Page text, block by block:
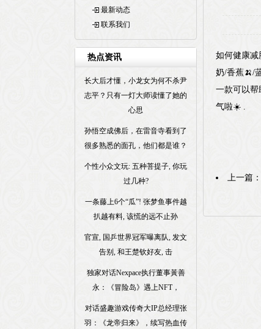
最新动态
联系我们
热点资讯
长大后才懂，小龙女为何不杀尹
志平？只有一灯大师读懂了她的
心思
孙悟空成佛后，在雷音寺看到了
很多熟悉的面孔，他们都是谁？
个性小众文玩: 五种菩提子, 你玩
过几种?
一条藤上6个“瓜”! 张梦鱼事件越
扒越有料, 该慌的远不止孙
官宣, 国乒世界冠军曝离队, 发文
告别, 和王楚钦好友, 击
独家对话Nexpace执行董事黃善
永：《冒险岛》遇上NFT，
对话盛趣游戏传奇大IP总经理张
羽：《龙帝归来》，续写热血传
如何健康减
奶/香蕉🍌/
一款可以帮
气啦☀️ .
上一篇：